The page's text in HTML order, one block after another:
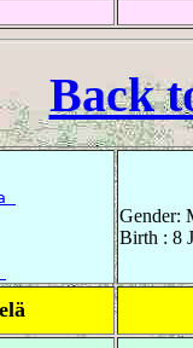
Back
Gender:
Birth : 8